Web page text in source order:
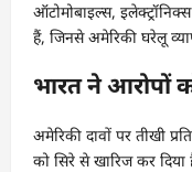
ऑटोमोबाइल्स,
हैं, जिनसे अमेरिकी घरेलू
भारत ने आरोपों
अमेरिकी दावों पर तीखी
को सिरे से खारिज कर दिया